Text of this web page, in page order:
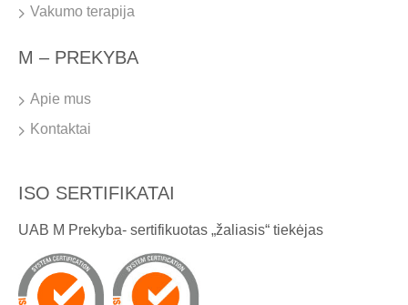
Vakumo terapija
M – PREKYBA
Apie mus
Kontaktai
ISO SERTIFIKATAI
UAB M Prekyba- sertifikuotas „žaliasis“ tiekėjas